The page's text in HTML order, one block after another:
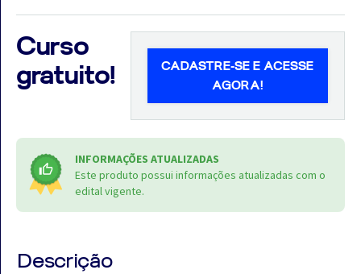
Aulas
GRATUITAS!
Curso
gratuito!
CADASTRE-SE E ACESSE
AGORA!
INFORMAÇÕES ATUALIZADAS
Este produto possui informações atualizadas com o
edital vigente.
Descrição